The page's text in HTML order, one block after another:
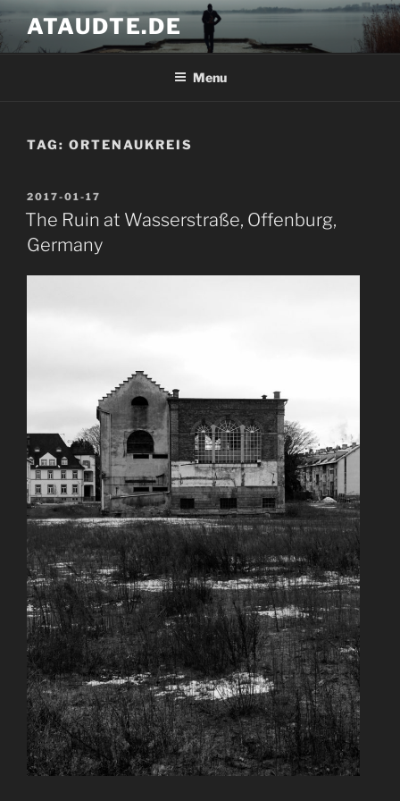
Skip
to
content
ATAUDTE.DE
Menu
TAG: ORTENAUKREIS
POSTED
ON
2017-01-17
The Ruin at Wasserstraße, Offenburg,
Germany